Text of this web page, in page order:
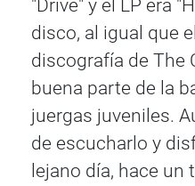
"Drive" y el LP era
disco, al igual que
discografía de The
buena parte de la
juergas juveniles.
de escucharlo y
lejano día, hace